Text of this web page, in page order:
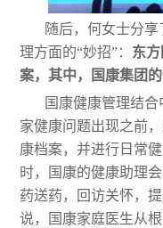
随后，何女士分
理方面的“妙招”： 东
案，其中，国康集团
国康健康管理结合
家健康问题出现之前
康档案，并进行日常
时，国康的健康助理
药送药，回访关怀，
说，
国康家庭医生从